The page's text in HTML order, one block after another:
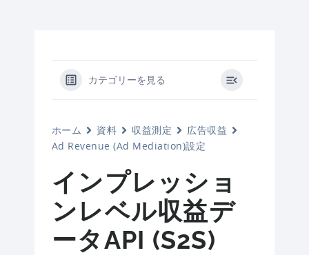
カテゴリーを見る
ホーム 資料 収益測定
広告収益
Ad Revenue (Ad Mediation)設定
インプレッショ
ンレベル収益デ
ータAPI (S2S)